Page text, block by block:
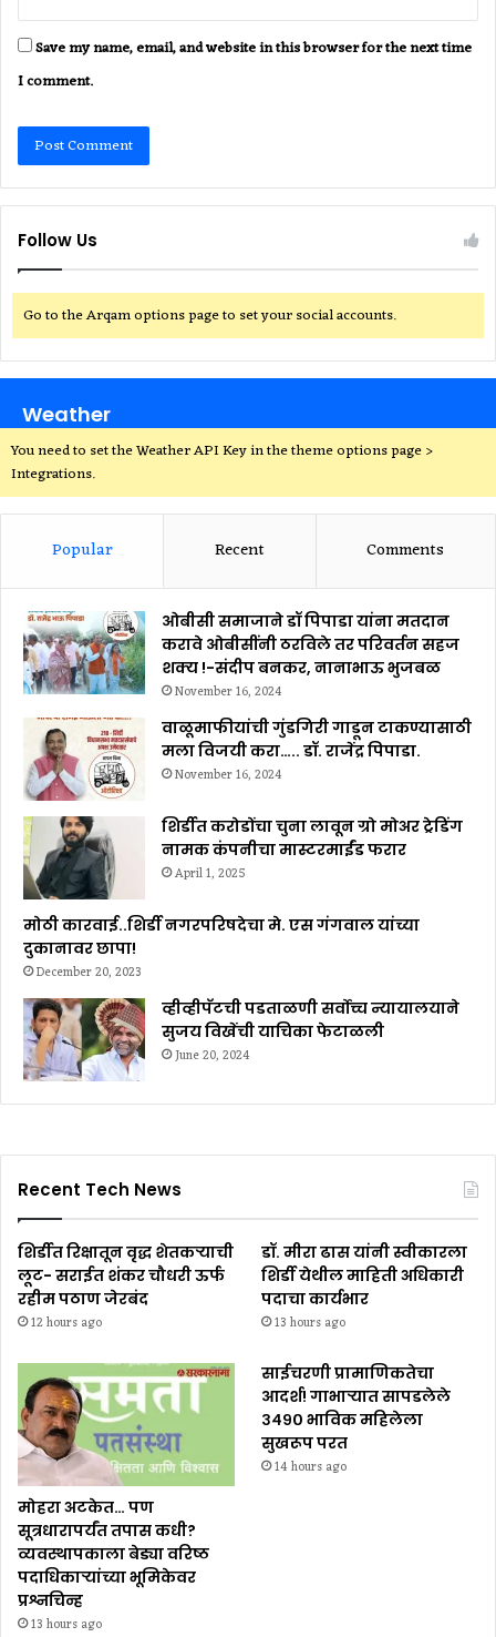
Save my name, email, and website in this browser for the next time
I comment.
Follow Us
Go to the Arqam options page to set your social accounts.
Weather
You need to set the Weather API Key in the theme options page >
Integrations.
Popular Recent Comments
ओबीसी समाजाने डॉ पिपाडा यांना मतदान
करावे ओबीसींनी ठरविले तर परिवर्तन सहज
शक्य !-संदीप बनकर, नानाभाऊ भुजबळ
November 16, 2024
वाळूमाफीयांची गुंडगिरी गाडून टाकण्यासाठी
मला विजयी करा….. डॉ. राजेंद्र पिपाडा.
November 16, 2024
शिर्डीत करोडोंचा चुना लावून ग्रो मोअर ट्रेडिंग
नामक कंपनीचा मास्टरमाईंड फरार
April 1, 2025
मोठी कारवाई..शिर्डी नगरपरिषदेचा मे. एस गंगवाल यांच्या
दुकानावर छापा!
December 20, 2023
व्हीव्हीपॅटची पडताळणी सर्वोच्च न्यायालयाने
सुजय विखेंची याचिका फेटाळली
June 20, 2024
Recent Tech News
शिर्डीत रिक्षातून वृद्ध शेतकऱ्याची
लूट- सराईत शंकर चौधरी ऊर्फ
रहीम पठाण जेरबंद
12 hours ago
डॉ. मीरा ढास यांनी स्वीकारला
शिर्डी येथील माहिती अधिकारी
पदाचा कार्यभार
13 hours ago
मोहरा अटकेत… पण
सूत्रधारापर्यंत तपास कधी?
व्यवस्थापकाला बेड्या वरिष्ठ
पदाधिकाऱ्यांच्या भूमिकेवर
प्रश्नचिन्ह
13 hours ago
साईचरणी प्रामाणिकतेचा
आदर्श! गाभाऱ्यात सापडलेले
३४९० भाविक महिलेला
सुखरूप परत
14 hours ago